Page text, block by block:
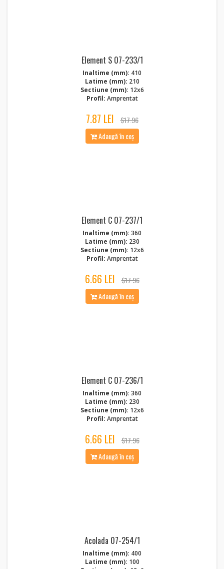
Element S 07-233/1
Inaltime (mm): 410
Latime (mm): 210
Sectiune (mm): 12x6
Profil: Amprentat
7.87 LEI
$17.96
Adaugă în coș
Element C 07-237/1
Inaltime (mm): 360
Latime (mm): 230
Sectiune (mm): 12x6
Profil: Amprentat
6.66 LEI
$17.96
Adaugă în coș
Element C 07-236/1
Inaltime (mm): 360
Latime (mm): 230
Sectiune (mm): 12x6
Profil: Amprentat
6.66 LEI
$17.96
Adaugă în coș
Acolada 07-254/1
Inaltime (mm): 400
Latime (mm): 100